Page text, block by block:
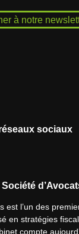
à notre
sociaux
est l’un des
en stratégies
compte